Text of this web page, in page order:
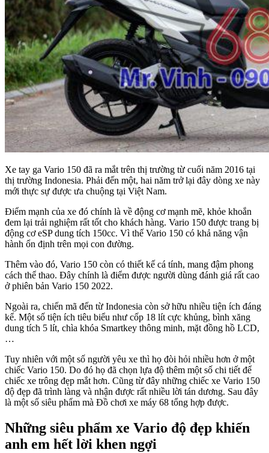
Xe tay ga Vario 150 đã ra mắt trên thị trường từ cuối năm 2016 tại
thị trường Indonesia. Phải đến một, hai năm trở lại đây dòng xe này
mới thực sự được ưa chuộng tại Việt Nam.
Điểm mạnh của xe đó chính là về động cơ mạnh mẽ, khỏe khoắn
đem lại trải nghiệm rất tốt cho khách hàng. Vario 150 được trang bị
động cơ eSP dung tích 150cc. Vì thế Vario 150 có khả năng vận
hành ổn định trên mọi con đường.
Thêm vào đó, Vario 150 còn có thiết kế cá tính, mang đậm phong
cách thể thao. Đây chính là điểm được người dùng đánh giá rất cao
ở phiên bản Vario 150 2022.
Ngoài ra, chiến mã đến từ Indonesia còn sở hữu nhiều tiện ích đáng
kể. Một số tiện ích tiêu biểu như cốp 18 lít cực khủng, bình xăng
dung tích 5 lít, chìa khóa Smartkey thông minh, mặt đồng hồ LCD,
…
Tuy nhiên với một số người yêu xe thì họ đòi hỏi nhiều hơn ở một
chiếc Vario 150. Do đó họ đã chọn lựa độ thêm một số chi tiết để
chiếc xe trông đẹp mắt hơn. Cũng từ đây những chiếc xe Vario 150
độ đẹp đã trình làng và nhận được rất nhiều lời tán dương. Sau đây
là một số siêu phẩm mà Đồ chơi xe máy 68 tổng hợp được.
Những siêu phẩm xe Vario độ đẹp khiến
anh em hết lời khen ngợi